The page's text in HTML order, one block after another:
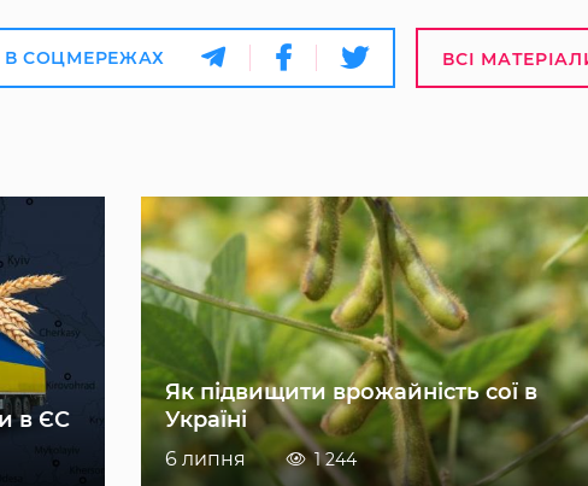
В СОЦМЕРЕЖАХ ВСІ
в ЄС
Як підвищити врожайність сої в
Україні
6 липня 1 244